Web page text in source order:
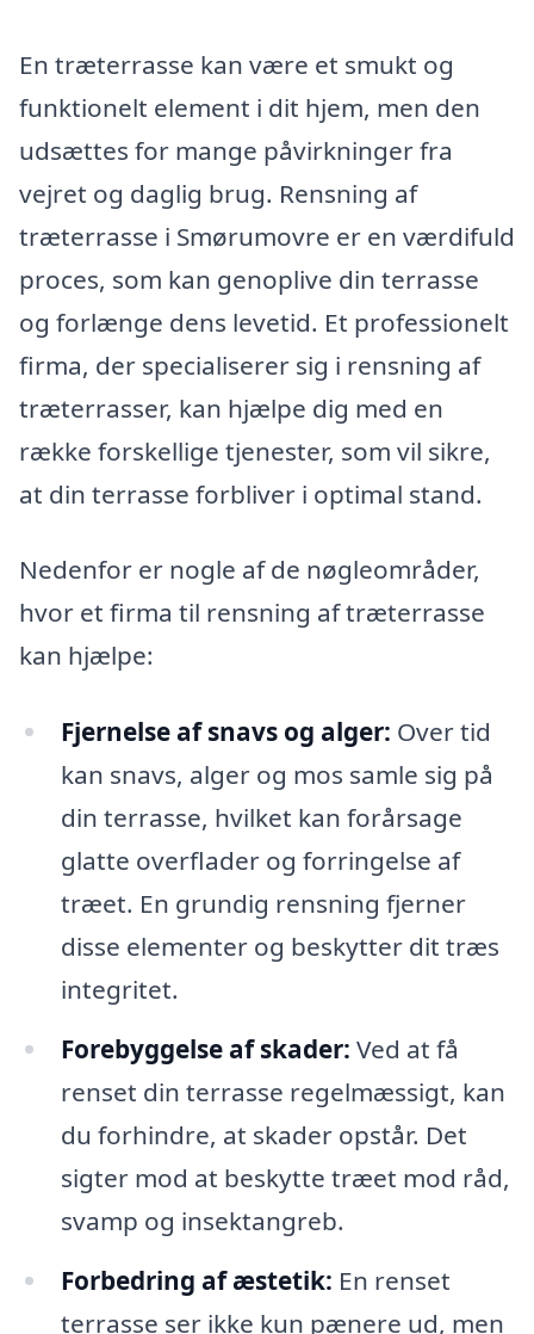
En træterrasse kan være et smukt og
funktionelt element i dit hjem, men den
udsættes for mange påvirkninger fra
vejret og daglig brug. Rensning af
træterrasse i Smørumovre er en værdifuld
proces, som kan genoplive din terrasse
og forlænge dens levetid. Et professionelt
firma, der specialiserer sig i rensning af
træterrasser, kan hjælpe dig med en
række forskellige tjenester, som vil sikre,
at din terrasse forbliver i optimal stand.
Nedenfor er nogle af de nøgleområder,
hvor et firma til rensning af træterrasse
kan hjælpe:
Fjernelse af snavs og alger: Over tid
kan snavs, alger og mos samle sig på
din terrasse, hvilket kan forårsage
glatte overflader og forringelse af
træet. En grundig rensning fjerner
disse elementer og beskytter dit træs
integritet.
Forebyggelse af skader: Ved at få
renset din terrasse regelmæssigt, kan
du forhindre, at skader opstår. Det
sigter mod at beskytte træet mod råd,
svamp og insektangreb.
Forbedring af æstetik: En renset
terrasse ser ikke kun pænere ud, men